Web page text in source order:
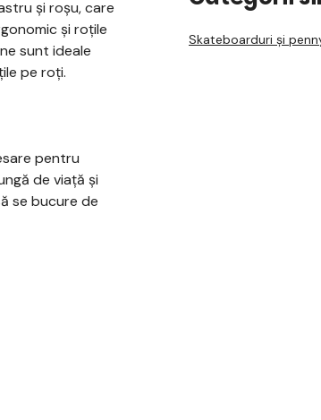
și roșu, care
și roțile
sunt ideale
pe roți.
pentru
de viață și
se bucure de
Skateboarduri și